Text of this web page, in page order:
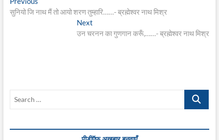
navigation
post:
सुनियो जि नाथ मैं तो आयो शरण तुम्हारि……- ब्रह्मेश्वर नाथ मिश्र
Next
post:
उन चरनन का गुणगान करूँ,……- ब्रह्मेश्वर नाथ मिश्र
Search